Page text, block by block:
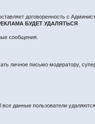
договоренность с
БУДЕТ УДАЛЯТЬСЯ
сообщения.
личное письмо модератору,
данные пользователи